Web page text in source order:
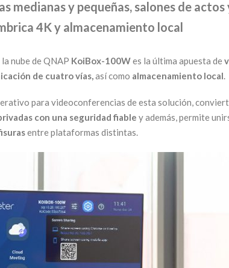
medianas y pequeñas, salones de
4K y almacenamiento local
nube de QNAP KoiBox-100Wes la última apuesta de
de cuatro vías,así como almacenamiento local.
para videoconferencias de esta solución,
con una seguridad fiable y además, permite
entre plataformas distintas.